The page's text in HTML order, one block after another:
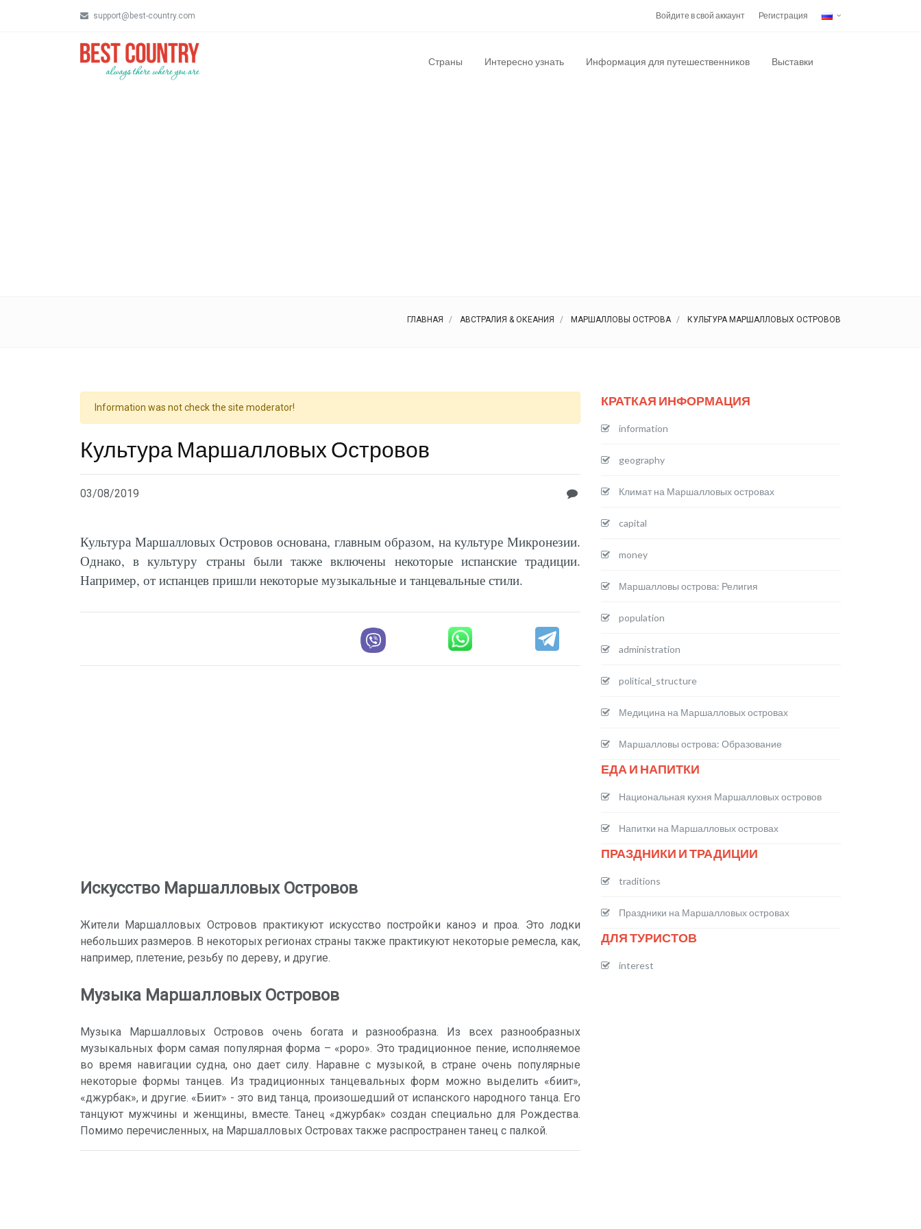
support@best-country.com Войдите в свой аккаунт Регистрация
Страны Интересно узнать Информация для путешественников Выставки
ГЛАВНАЯ АВСТРАЛИЯ & ОКЕАНИЯ МАРШАЛЛОВЫ ОСТРОВА КУЛЬТУРА МАРШАЛЛОВЫХ ОСТРОВОВ
Information was not check the site moderator!
Культура Маршалловых Островов
03/08/2019
Культура Маршалловых Островов основана, главным образом, на культуре Микронезии.
Однако, в культуру страны были также включены некоторые испанские традиции.
Например, от испанцев пришли некоторые музыкальные и танцевальные стили.
Искусство Маршалловых Островов
Жители Маршалловых Островов практикуют искусство постройки каноэ и проа. Это лодки
небольших размеров. В некоторых регионах страны также практикуют некоторые ремесла, как,
например, плетение, резьбу по дереву, и другие.
Музыка Маршалловых Островов
Музыка Маршалловых Островов очень богата и разнообразна. Из всех разнообразных
музыкальных форм самая популярная форма – «роро». Это традиционное пение, исполняемое
во время навигации судна, оно дает силу. Наравне с музыкой, в стране очень популярные
некоторые формы танцев. Из традиционных танцевальных форм можно выделить «биит»,
«джурбак», и другие. «Биит» - это вид танца, произошедший от испанского народного танца. Его
танцуют мужчины и женщины, вместе. Танец «джурбак» создан специально для Рождества.
Помимо перечисленных, на Маршалловых Островах также распространен танец с палкой.
КРАТКАЯ ИНФОРМАЦИЯ
information
geography
Климат на Маршалловых островах
capital
money
Маршалловы острова: Религия
population
administration
political_structure
Медицина на Маршалловых островах
Маршалловы острова: Образование
ЕДА И НАПИТКИ
Национальная кухня Маршалловых островов
Напитки на Маршалловых островах
ПРАЗДНИКИ И ТРАДИЦИИ
traditions
Праздники на Маршалловых островах
ДЛЯ ТУРИСТОВ
interest